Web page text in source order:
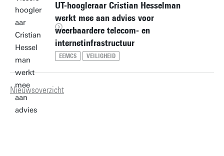
UT-hoogleraar Cristian Hesselman
werkt mee aan advies voor
weerbaardere telecom- en
internetinfrastructuur
EEMCS VEILIGHEID
Nieuwsoverzicht